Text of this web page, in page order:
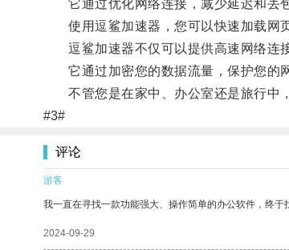
它通过优化网络连接，减少延迟和丢包
使用逗鲨加速器，您可以快速加载网页
逗鲨加速器不仅可以提供高速网络连接
它通过加密您的数据流量，保护您的网
不管您是在家中、办公室还是旅行中，
#3#
评论
游客
我一直在寻找一款功能强大、操作简单的办公软件，终
2024-09-29